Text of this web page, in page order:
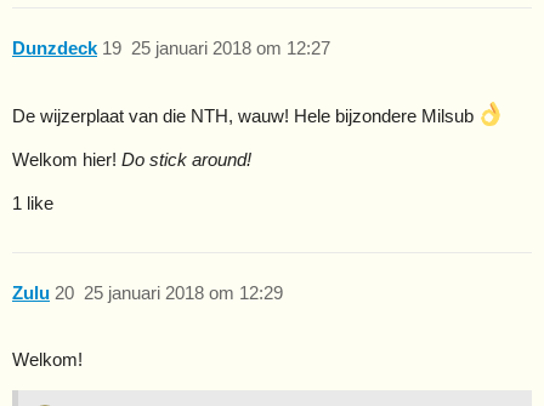
Dunzdeck 25 januari 2018 om 12:27
19
De wijzerplaat van die NTH, wauw! Hele bijzondere Milsub
Welkom hier! Do stick around!
1 like
Zulu 25 januari 2018 om 12:29
20
Welkom!